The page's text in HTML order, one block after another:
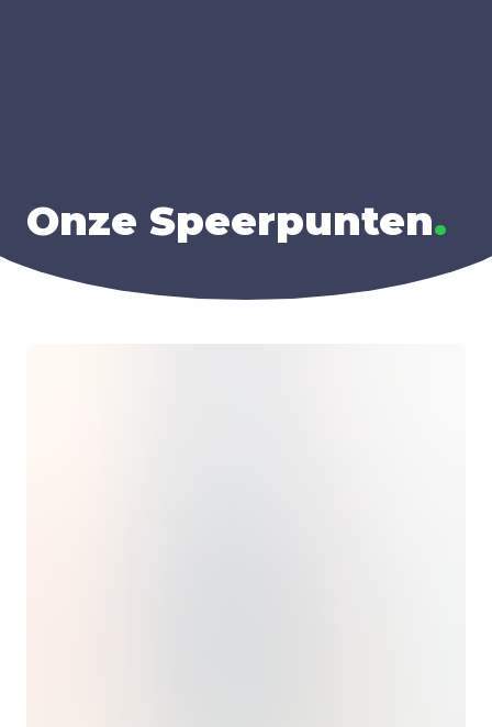
Onze Speer­pun­ten.